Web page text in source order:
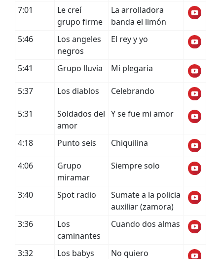
7:01
Le creí
grupo firme
La arrolladora
banda el limón
5:46
Los angeles
negros
El rey y yo
5:41 Grupo lluvia Mi plegaria
5:37 Los diablos Celebrando
5:31
Soldados del
amor
Y se fue mi amor
4:18 Punto seis Chiquilina
4:06
Grupo
miramar
Siempre solo
3:40 Spot radio
Sumate a la policia
auxiliar (zamora)
3:36
Los
caminantes
Cuando dos almas
3:32 Los babys
No quiero